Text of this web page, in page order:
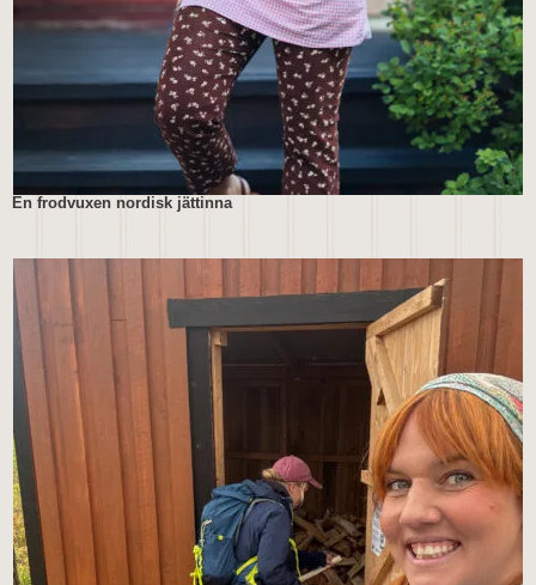
En frodvuxen nordisk jättinna